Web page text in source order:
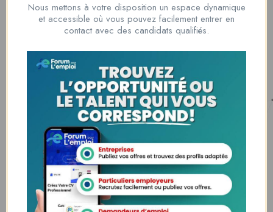
Nous contacter
00228 91917788
monde du travail. Que vous soyez à la recherche d’une nouvelle
opportunité professionnelle ou que vous souhaitiez recruter les meilleurs
Lome, Togo
fpe@forumpouremploi.com / 0022891917788
Espaces Candidats
Nous mettons à votre disposition un espace dynamique
et accessible où vous pouvez facilement entrer en
contact avec des candidats qualifiés.